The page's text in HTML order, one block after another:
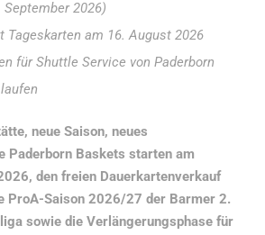
2026)
Tageskarten am 16. August 2026
für Shuttle Service von Paderborn
neue Saison, neues
Paderborn Baskets starten am
den freien Dauerkartenverkauf
ProA-Saison 2026/27 der Barmer 2.
sowie die Verlängerungsphase für